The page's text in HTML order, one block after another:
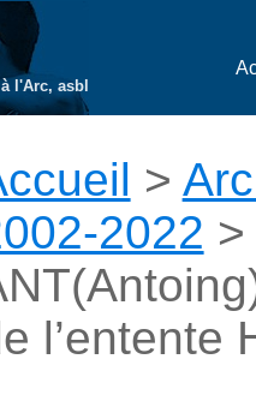
l'Arc, asbl
>
2022
l’entente